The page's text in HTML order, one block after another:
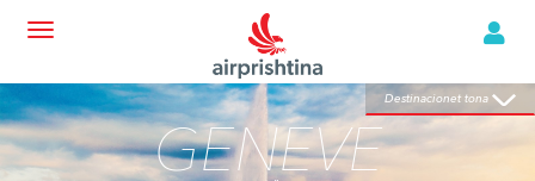
Destinacionet tona
GENEVE
ZVICËR
Destinacionet tona
GENEVE